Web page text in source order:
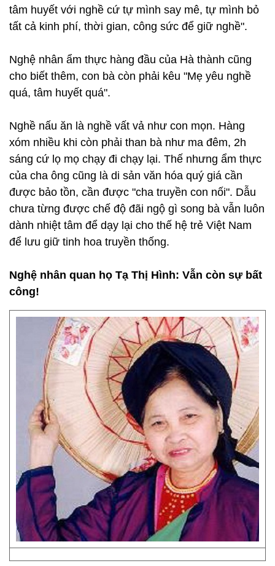
tâm huyết với nghề cứ tự mình say mê, tự mình bỏ
tất cả kinh phí, thời gian, công sức để giữ nghề".
Nghệ nhân ẩm thực hàng đầu của Hà thành cũng
cho biết thêm, con bà còn phải kêu "Mẹ yêu nghề
quá, tâm huyết quá".
Nghề nấu ăn là nghề vất vả như con mọn. Hàng
xóm nhiều khi còn phải than bà như ma đêm, 2h
sáng cứ lọ mọ chạy đi chạy lại. Thế nhưng ẩm thực
của cha ông cũng là di sản văn hóa quý giá cần
được bảo tồn, cần được "cha truyền con nối". Dẫu
chưa từng được chế độ đãi ngộ gì song bà vẫn luôn
dành nhiệt tâm để dạy lại cho thế hệ trẻ Việt Nam
để lưu giữ tinh hoa truyền thống.
Nghệ nhân quan họ Tạ Thị Hình: Vẫn còn sự bất
công!